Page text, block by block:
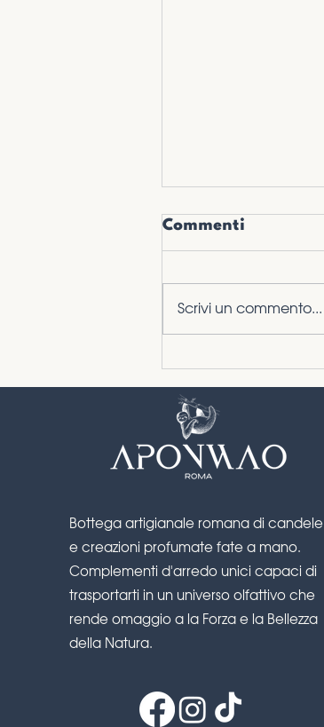
Commenti
Scrivi un commento...
Bottega artigianale romana di candele
e creazioni profumate fate a mano.
Complementi d'arredo unici capaci di
trasportarti in un universo olfattivo che
rende omaggio a la Forza e la Bellezza
della Natura.